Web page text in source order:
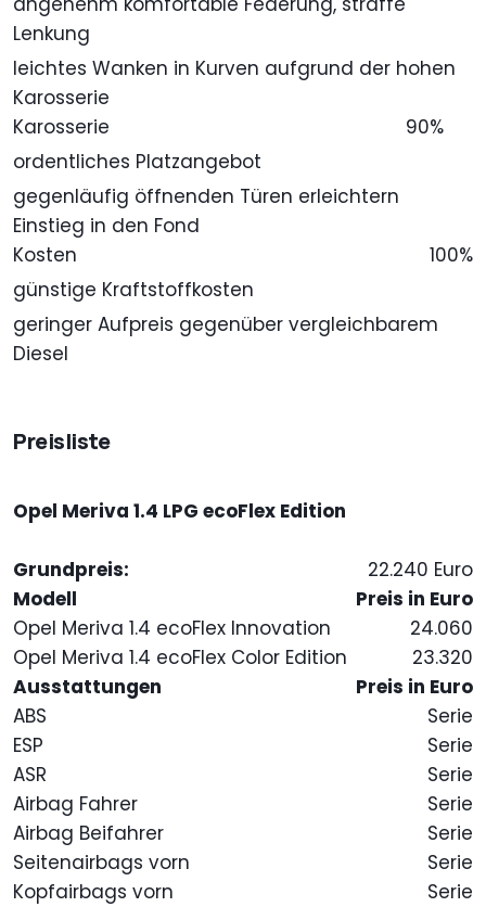
Lenkung
leichtes Wanken in Kurven aufgrund der hohen
Karosserie
Karosserie
90%
ordentliches Platzangebot
gegenläufig öffnenden Türen erleichtern
Einstieg in den Fond
Kosten
100%
günstige Kraftstoffkosten
geringer Aufpreis gegenüber vergleichbarem
Diesel
Preisliste
Opel Meriva 1.4 LPG ecoFlex Edition
Grundpreis:
22.240 Euro
Modell
Preis in Euro
Opel Meriva 1.4 ecoFlex Innovation
24.060
Opel Meriva 1.4 ecoFlex Color Edition
23.320
Ausstattungen
Preis in Euro
ABS
Serie
ESP
Serie
ASR
Serie
Airbag Fahrer
Serie
Airbag Beifahrer
Serie
Seitenairbags vorn
Serie
Kopfairbags vorn
Serie